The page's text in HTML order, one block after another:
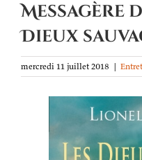
Messagère
Dieux
mercredi 11 juillet 2018 |